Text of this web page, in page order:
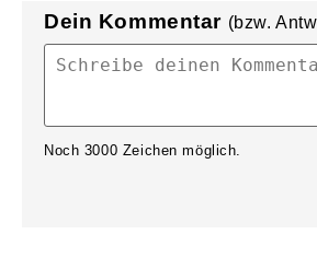
Dein Kommentar (bzw.
Noch 3000 Zeichen möglich.